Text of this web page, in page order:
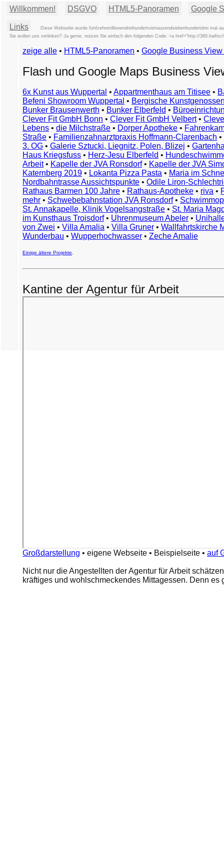
Willkommen! DSGVO HTML5-Panoramen Google
Links
Diese Webseite wurde fünfzehnmillionendreihundertviertausendsiebenhundertdrei mal
Sie wollen uns verlinken? Ja gerne, nutzen Sie einfach den folgenden Code: <a href="http://
zeige alle • HTML5-Panoramen • Google Business
Flash und Google Maps Business
6x Kunst aus Wuppertal • Appartmenthaus am Titisee •
Befeni Showroom Wuppertal • Bergische
Bunker Brausenwerth • Bunker Elberfeld •
Clever Fit GmbH Bonn • Clever Fit GmbH Velbert•
Lebens • die Milchstraße • Dorper Apotheke •
Straße • Familienzahnarztpraxis Hoffmann-Clarenbach •
3. OG • Galerie Sztucki, Liegnitz, Polen, Blizej •
Haus Kriegsfuss • Herz-Jesu Elberfeld •
Arbeit• Kapelle der JVA Ronsdorf• Kapelle der JVA
Katernberg 2019 • Lokanta Pizza Pasta • Maria im
Nordbahntrasse Aussichtspunkte • Odile Liron-
Rathaus Barmen 100 Jahre • Rathaus-Apotheke • riva •
mehr • Schwebebahnstation JVA Ronsdorf•
St. Annakapelle, Klinik Vogelsangstraße • St. Maria
im Kunsthaus Troisdorf• Uhrenmuseum Abeler •
von Zwei • Villa Amalia • Villa Gruner • Wallfahrtskirche
Wunderbau • Wupperhochwasser • Zeche Amalie
Einige ältere Projekte
Kantine der Agentur für Arbeit
Großdarstellung • eigene Webseite • Beispielseite • auf
Nicht nur die Angestellten der Agentur für Arbeit
kräftiges und wohlschmeckendes Mittagessen. Denn